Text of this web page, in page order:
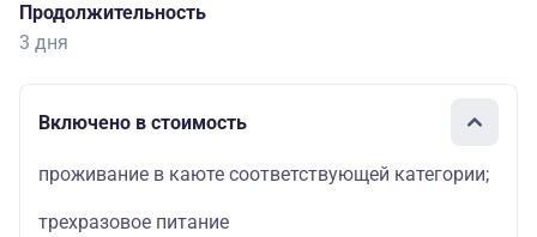
Продолжительность
3 дня
Включено в стоимость
проживание в каюте соответствующей категории;
трехразовое питание